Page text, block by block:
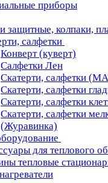
приборы
защитные, колпаки,
салфетки
Конверт (куверт)
Салфетки Лен
Скатерти, салфетки
Скатерти, салфетки
Скатерти, салфетки
Скатерти, салфетки
(Журавинка)
для теплового
тепловые